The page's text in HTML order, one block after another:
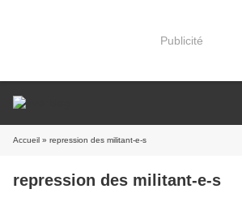
Publicité
Accueil » repression des militant-e-s
repression des militant-e-s